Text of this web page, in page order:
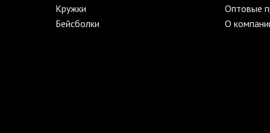
Кружки
Бейсболки
Оптовые
О